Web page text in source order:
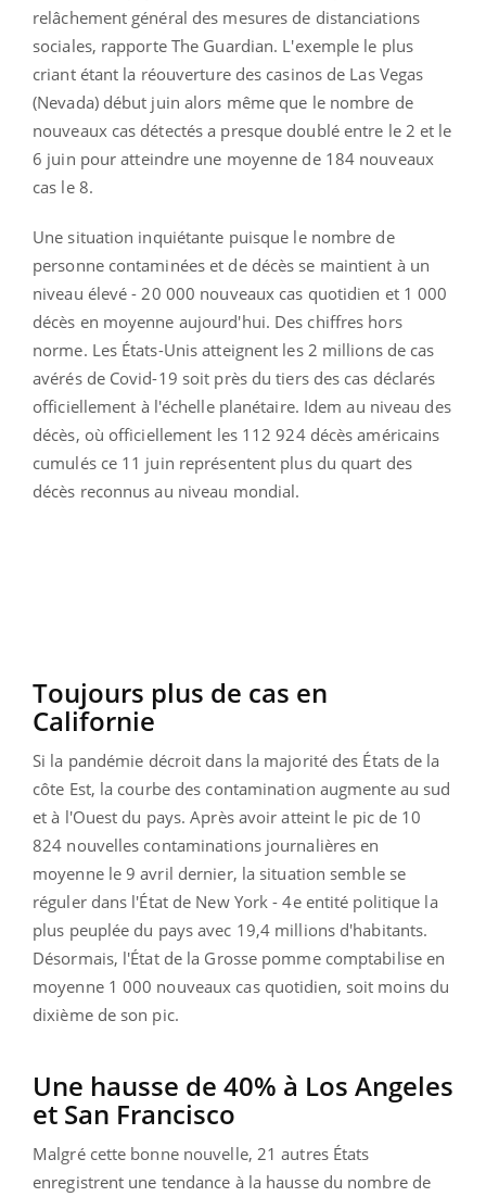
relâchement général des mesures de distanciations
sociales, rapporte The Guardian. L'exemple le plus
criant étant la réouverture des casinos de Las Vegas
(Nevada) début juin alors même que le nombre de
nouveaux cas détectés a presque doublé entre le 2 et le
6 juin pour atteindre une moyenne de 184 nouveaux
cas le 8.
Une situation inquiétante puisque le nombre de
personne contaminées et de décès se maintient à un
niveau élevé - 20 000 nouveaux cas quotidien et 1 000
décès en moyenne aujourd'hui. Des chiffres hors
norme. Les États-Unis atteignent les 2 millions de cas
avérés de Covid-19 soit près du tiers des cas déclarés
officiellement à l'échelle planétaire. Idem au niveau des
décès, où officiellement les 112 924 décès américains
cumulés ce 11 juin représentent plus du quart des
décès reconnus au niveau mondial.
Toujours plus de cas en
Californie
Si la pandémie décroit dans la majorité des États de la
côte Est, la courbe des contamination augmente au sud
et à l'Ouest du pays. Après avoir atteint le pic de 10
824 nouvelles contaminations journalières en
moyenne le 9 avril dernier, la situation semble se
réguler dans l'État de New York - 4e entité politique la
plus peuplée du pays avec 19,4 millions d'habitants.
Désormais, l'État de la Grosse pomme comptabilise en
moyenne 1 000 nouveaux cas quotidien, soit moins du
dixième de son pic.
Une hausse de 40% à Los Angeles
et San Francisco
Malgré cette bonne nouvelle, 21 autres États
enregistrent une tendance à la hausse du nombre de